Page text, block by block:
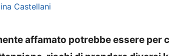
Castellani
affamato potrebbe essere per